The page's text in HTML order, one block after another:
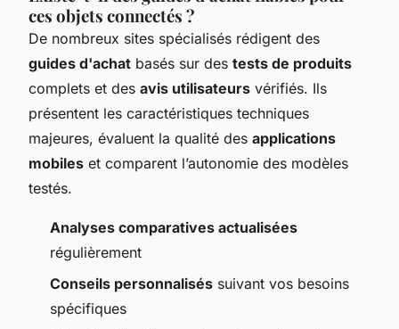
ces objets connectés ?
De nombreux sites spécialisés rédigent des
guides d'achat basés sur des tests de produits
complets et des avis utilisateurs vérifiés. Ils
présentent les caractéristiques techniques
majeures, évaluent la qualité des applications
mobiles et comparent l’autonomie des modèles
testés.
Analyses comparatives actualisées
régulièrement
Conseils personnalisés suivant vos besoins
spécifiques